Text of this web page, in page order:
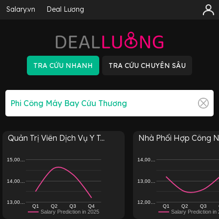
Salary.vn Deal Lương
Quản Trị Viên Dịch Vụ Y T...
Salary Prediction in 2025
Q1 Q2 Q3 Q4
13,00…
14,00…
15,00…
Nhà Phối Hợp Công
Salary Prediction in
Q1 Q2 Q3
12,00…
13,00…
14,00…